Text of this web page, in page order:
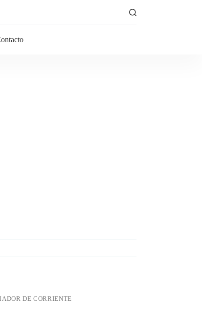
DE CORRIENTE